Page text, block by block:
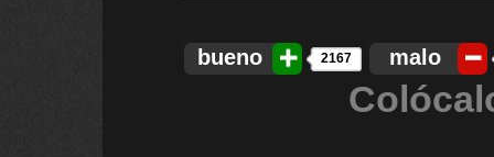
bueno 2167 malo